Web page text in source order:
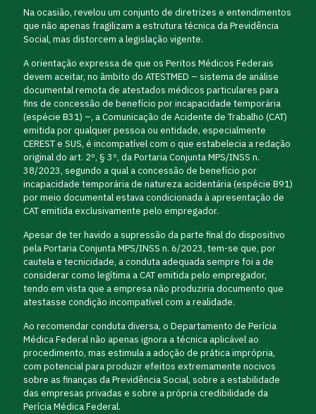
Na ocasião, revelou um conjunto de diretrizes e entendimentos
que não apenas fragilizam a estrutura técnica da Previdência
Social, mas distorcem a legislação vigente.
A orientação expressa de que os Peritos Médicos Federais
devem aceitar, no âmbito do ATESTMED – sistema de análise
documental remota de atestados médicos particulares para
fins de concessão de benefício por incapacidade temporária
(espécie B31) –, a Comunicação de Acidente de Trabalho (CAT)
emitida por qualquer pessoa ou entidade, especialmente
CEREST e SUS, é incompatível com o que estabelecia a redação
original do art. 2º, § 3º, da Portaria Conjunta MPS/INSS n.
38/2023, segundo a qual a concessão de benefício por
incapacidade temporária de natureza acidentária (espécie B91)
por meio documental estava condicionada à apresentação de
CAT emitida exclusivamente pelo empregador.
Apesar de ter havido a supressão da parte final do dispositivo
pela Portaria Conjunta MPS/INSS n. 6/2023, tem-se que, por
cautela e tecnicidade, a conduta adequada sempre foi a de
considerar como legítima a CAT emitida pelo empregador,
tendo em vista que a empresa não produziria documento que
atestasse condição incompatível com a realidade.
Ao recomendar conduta diversa, o Departamento de Perícia
Médica Federal não apenas ignora a técnica aplicável ao
procedimento, mas estimula a adoção de prática imprópria,
com potencial para produzir efeitos extremamente nocivos
sobre as finanças da Previdência Social, sobre a estabilidade
das empresas privadas e sobre a própria credibilidade da
Perícia Médica Federal.